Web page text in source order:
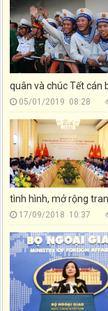
quân và chúc Tết cán
05/01/2019 08:28
tình hình, mở rộng
17/09/2018 10:37